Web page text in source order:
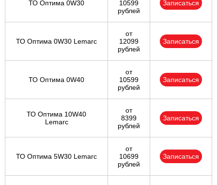
ТО Оптима 0W30
10599
рублей
Записаться
ТО Оптима 0W30 Lemarc
от
12099
рублей
Записаться
ТО Оптима 0W40
от
10599
рублей
Записаться
ТО Оптима 10W40
Lemarc
от
8399
рублей
Записаться
ТО Оптима 5W30 Lemarc
от
10699
рублей
Записаться